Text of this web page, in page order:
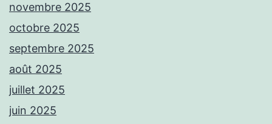
novembre 2025
octobre 2025
septembre 2025
août 2025
juillet 2025
juin 2025